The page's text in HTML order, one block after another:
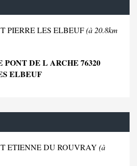
PIERRE LES ELBEUF(à 20.8km
PONT DE L ARCHE 76320
ELBEUF
ETIENNE DU ROUVRAY (à